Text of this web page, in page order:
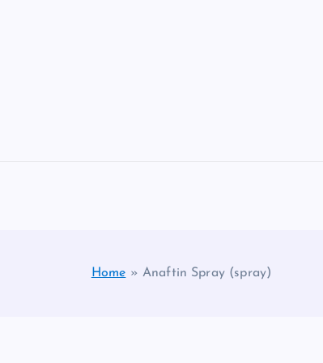
Home » Anaftin Spray (spray)